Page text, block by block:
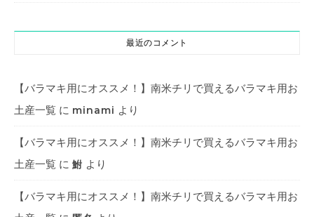
最近のコメント
【バラマキ用にオススメ！】南米チリで買えるバラマキ用お
土産一覧 に minami より
【バラマキ用にオススメ！】南米チリで買えるバラマキ用お
土産一覧 に 鮒 より
【バラマキ用にオススメ！】南米チリで買えるバラマキ用お